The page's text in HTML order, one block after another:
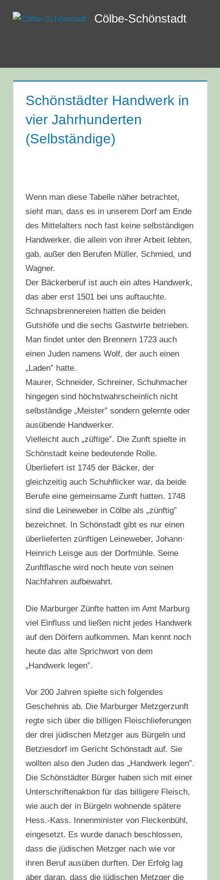
Inhalt
Cölbe-Schönstadt
Schönstädter Handwerk in
vier Jahrhunderten
(Selbständige)
Wenn man diese Tabelle näher betrachtet,
sieht man, dass es in unserem Dorf am Ende
des Mittelalters noch fast keine selbständigen
Handwerker, die allein von ihrer Arbeit lebten,
gab, außer den Berufen Müller, Schmied, und
Wagner.
Der Bäckerberuf ist auch ein altes Handwerk,
das aber erst 1501 bei uns auftauchte.
Schnapsbrennereien hatten die beiden
Gutshöfe und die sechs Gastwirte betrieben.
Man findet unter den Brennern 1723 auch
einen Juden namens Wolf, der auch einen
„Laden” hatte.
Maurer, Schneider, Schreiner, Schuhmacher
hingegen sind höchstwahrscheinlich nicht
selbständige „Meister” sondern gelernte oder
ausübende Handwerker.
Vielleicht auch „züftige”. Die Zunft spielte in
Schönstadt keine bedeutende Rolle.
Überliefert ist 1745 der Bäcker, der
gleichzeitig auch Schuhflicker war, da beide
Berufe eine gemeinsame Zunft hatten. 1748
sind die Leineweber in Cölbe als „zünftig”
bezeichnet. In Schönstadt gibt es nur einen
überlieferten zünftigen Leineweber, Johann·
Heinrich Leisge aus der Dorfmühle. Seine
Zunftflasche wird noch heute von seinen
Nachfahren aufbewahrt.
Die Marburger Zünfte hatten im Amt Marburg
viel Einfluss und ließen nicht jedes Handwerk
auf den Dörfern aufkommen. Man kennt noch
heute das alte Sprichwort von dem
„Handwerk legen”.
Vor 200 Jahren spielte sich folgendes
Geschehnis ab. Die Marburger Metzgerzunft
regte sich über die billigen Fleischlieferungen
der drei jüdischen Metzger aus Bürgeln und
Betziesdorf im Gericht Schönstadt auf. Sie
wollten also den Juden das „Handwerk legen”.
Die Schönstädter Bürger haben sich mit einer
Unterschriftenaktion für das billigere Fleisch,
wie auch der in Bürgeln wohnende spätere
Hess.-Kass. Innenminister von Fleckenbühl,
eingesetzt. Es wurde danach beschlossen,
dass die jüdischen Metzger nach wie vor
ihren Beruf ausüben durften. Der Erfolg lag
aber daran, dass die jüdischen Metzger die